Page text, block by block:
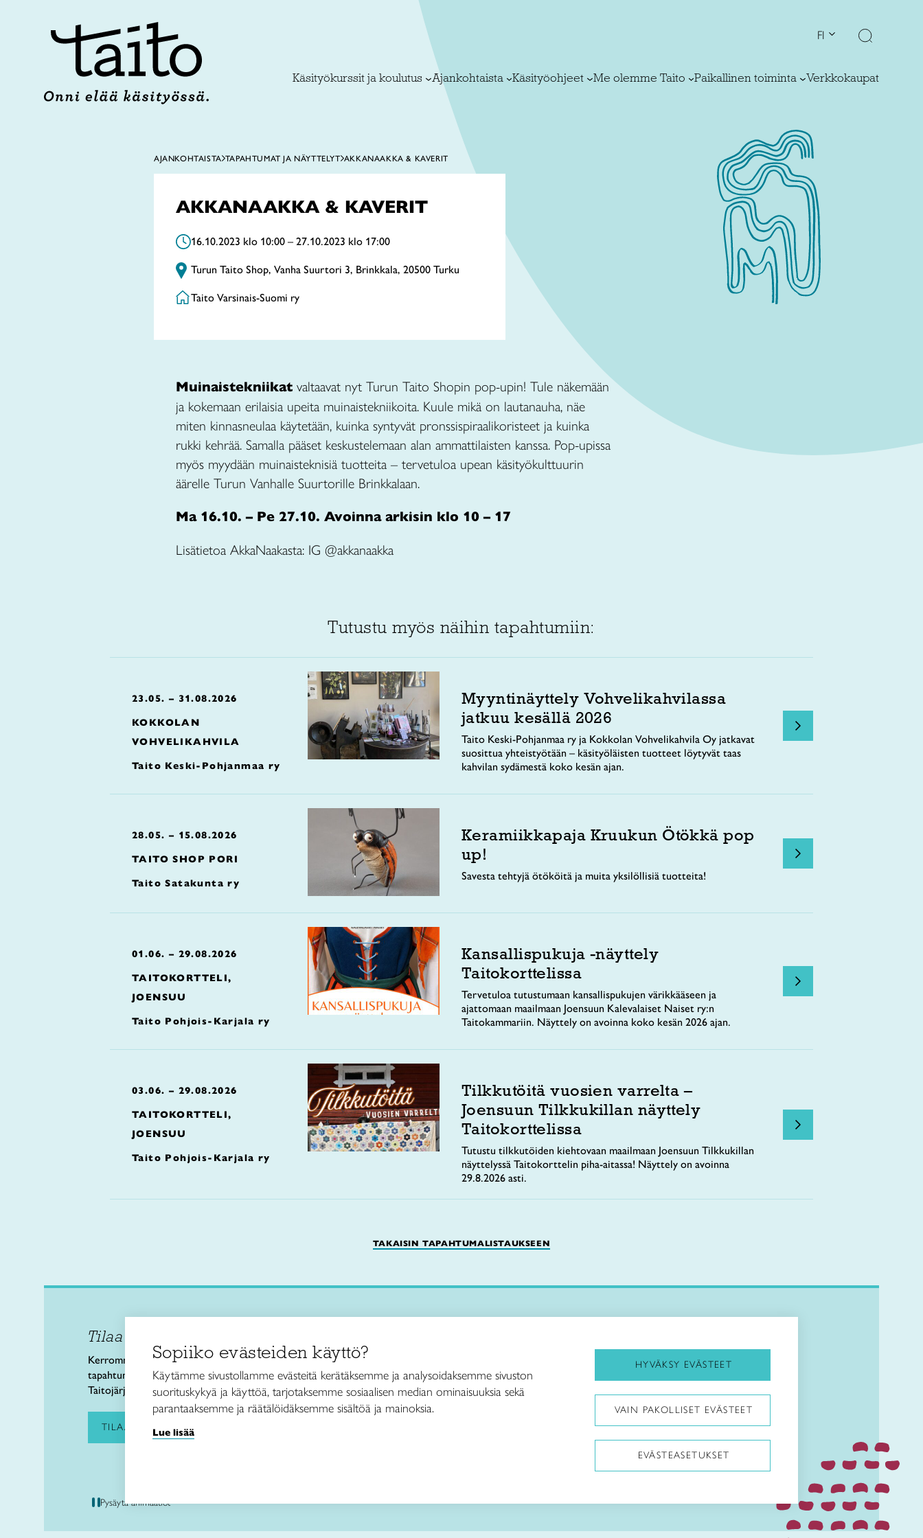
FI
Käsityökurssit ja koulutus Ajankohtaista Käsityöohjeet Me olemme Taito Paikallinen toiminta Verkkokaupat
AJANKOHTAISTA TAPAHTUMAT JA NÄYTTELYT AKKANAAKKA & KAVERIT
AKKANAAKKA & KAVERIT
16.10.2023 klo 10:00 – 27.10.2023 klo 17:00
Turun Taito Shop, Vanha Suurtori 3, Brinkkala, 20500 Turku
Taito Varsinais-Suomi ry
Muinaistekniikat valtaavat nyt Turun Taito Shopin pop-upin! Tule näkemään
ja kokemaan erilaisia upeita muinaistekniikoita. Kuule mikä on lautanauha, näe
miten kinnasneulaa käytetään, kuinka syntyvät pronssispiraalikoristeet ja kuinka
rukki kehrää. Samalla pääset keskustelemaan alan ammattilaisten kanssa. Pop-upissa
myös myydään muinaisteknisiä tuotteita – tervetuloa upean käsityökulttuurin
äärelle Turun Vanhalle Suurtorille Brinkkalaan.
Ma 16.10. – Pe 27.10. Avoinna arkisin klo 10 – 17
Lisätietoa AkkaNaakasta: IG @akkanaakka
Tutustu myös näihin tapahtumiin:
23.05. – 31.08.2026
KOKKOLAN
VOHVELIKAHVILA
Taito Keski-Pohjanmaa ry
Myyntinäyttely Vohvelikahvilassa
jatkuu kesällä 2026
Taito Keski-Pohjanmaa ry ja Kokkolan Vohvelikahvila Oy jatkavat
suosittua yhteistyötään – käsityöläisten tuotteet löytyvät taas
kahvilan sydämestä koko kesän ajan.
28.05. – 15.08.2026
TAITO SHOP PORI
Taito Satakunta ry
Keramiikkapaja Kruukun Ötökkä pop
up!
Savesta tehtyjä ötököitä ja muita yksilöllisiä tuotteita!
01.06. – 29.08.2026
TAITOKORTTELI,
JOENSUU
Taito Pohjois-Karjala ry
Kansallispukuja -näyttely
Taitokorttelissa
Tervetuloa tutustumaan kansallispukujen värikkääseen ja
ajattomaan maailmaan Joensuun Kalevalaiset Naiset ry:n
Taitokammariin. Näyttely on avoinna koko kesän 2026 ajan.
03.06. – 29.08.2026
TAITOKORTTELI,
JOENSUU
Taito Pohjois-Karjala ry
Tilkkutöitä vuosien varrelta –
Joensuun Tilkkukillan näyttely
Taitokorttelissa
Tutustu tilkkutöiden kiehtovaan maailmaan Joensuun Tilkkukillan
näyttelyssä Taitokorttelin piha-aitassa! Näyttely on avoinna
29.8.2026 asti.
TAKAISIN TAPAHTUMALISTAUKSEEN
Tilaa uutiskirje
Kerromme käsityön valtakunnallisista
tapahtumista ja uutisista sekä
Taitojärjestön toiminnasta.
TILAA UUTISKIRJE
Pysäytä animaatiot
Käsi- ja taideteollisuusliitto Taito ry
Kalevankatu 61
00180 Helsinki
puh. 040 7525 160
Käsityöohjeet
Me olemme Taito
Kirjaudu Taitocampukseen
Taitoliitto:
Taito-lehti:
Sopiiko evästeiden käyttö?
Käytämme sivustollamme evästeitä kerätäksemme ja analysoidaksemme sivuston
suorituskykyä ja käyttöä, tarjotaksemme sosiaalisen median ominaisuuksia sekä
parantaaksemme ja räätälöidäksemme sisältöä ja mainoksia.
Lue lisää
HYVÄKSY EVÄSTEET
VAIN PAKOLLISET EVÄSTEET
EVÄSTEASETUKSET